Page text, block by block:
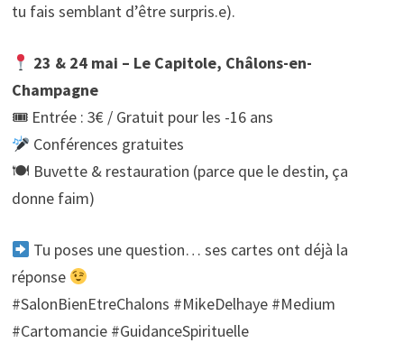
tu fais semblant d’être surpris.e).
23 & 24 mai – Le Capitole, Châlons-en-
Champagne
🎟 Entrée : 3€ / Gratuit pour les -16 ans
Conférences gratuites
🍽 Buvette & restauration (parce que le destin, ça
donne faim)
Tu poses une question… ses cartes ont déjà la
réponse
#SalonBienEtreChalons #MikeDelhaye #Medium
#Cartomancie #GuidanceSpirituelle